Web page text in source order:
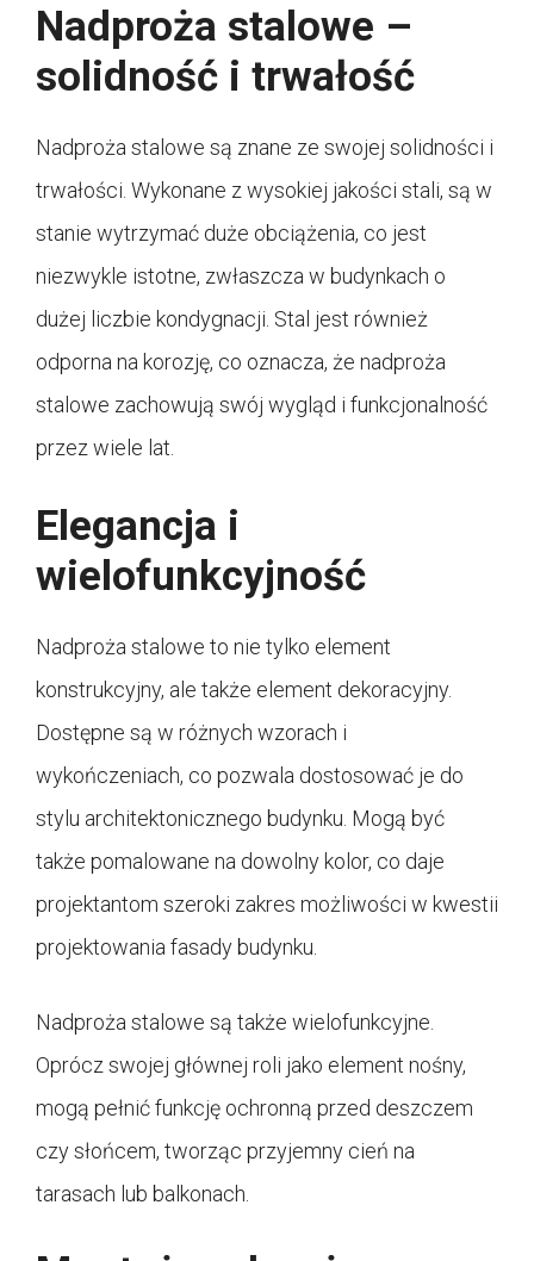
Nadproża stalowe –
solidność i trwałość
Nadproża stalowe są znane ze swojej solidności i
trwałości. Wykonane z wysokiej jakości stali, są w
stanie wytrzymać duże obciążenia, co jest
niezwykle istotne, zwłaszcza w budynkach o
dużej liczbie kondygnacji. Stal jest również
odporna na korozję, co oznacza, że nadproża
stalowe zachowują swój wygląd i funkcjonalność
przez wiele lat.
Elegancja i
wielofunkcyjność
Nadproża stalowe to nie tylko element
konstrukcyjny, ale także element dekoracyjny.
Dostępne są w różnych wzorach i
wykończeniach, co pozwala dostosować je do
stylu architektonicznego budynku. Mogą być
także pomalowane na dowolny kolor, co daje
projektantom szeroki zakres możliwości w kwestii
projektowania fasady budynku.
Nadproża stalowe są także wielofunkcyjne.
Oprócz swojej głównej roli jako element nośny,
mogą pełnić funkcję ochronną przed deszczem
czy słońcem, tworząc przyjemny cień na
tarasach lub balkonach.